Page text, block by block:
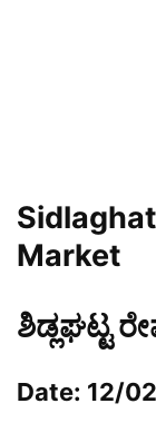
Market
ಶಿಡ್ಲಘಟ್ಟ
Date: 12/